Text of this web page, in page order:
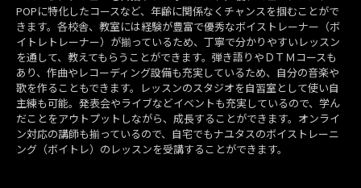
POPに特化したコースなど、年齢に関係なくチャンスを掴むことがで
きます。各校舎、教室には経験が豊富で優秀なボイストレーナー（ボ
イトレトレーナー）が揃っているため、丁寧で分かりやすいレッスン
を通して、教えてもらうことができます。弾き語りやＤＴＭコースも
あり、作曲やレコーディング設備も充実しているため、自分の音楽や
歌を作ることもできます。レッスンのスタジオを自習室として使い自
主練も可能。発表会やライブなどイベントも充実しているので、学ん
だことをアウトプットしながら、成長することができます。オンライ
ン対応の講師も揃っているので、自宅でもナユタスのボイストレーニ
ング（ボイトレ）のレッスンを受講することができます。